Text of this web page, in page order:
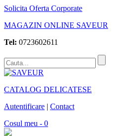
Solicita Oferta Corporate
MAGAZIN ONLINE SAVEUR
Tel: 0723602611
CATALOG DELICATESE
Autentificare | Contact
Cosul meu - 0